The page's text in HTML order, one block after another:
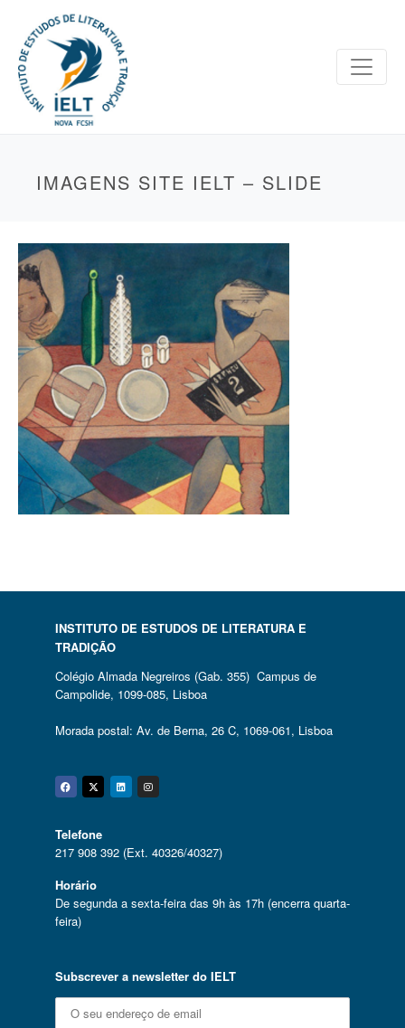
IMAGENS SITE IELT – SLIDE
INSTITUTO DE ESTUDOS DE LITERATURA E
TRADIÇÃO
Colégio Almada Negreiros (Gab. 355) Campus de
Campolide, 1099-085, Lisboa
Morada postal: Av. de Berna, 26 C, 1069-061, Lisboa
Facebook
Twitter
Linkedin
Instagram
Telefone
217 908 392 (Ext. 40326/40327)
Horário
De segunda a sexta-feira das 9h às 17h (encerra quarta-
feira)
Subscrever a newsletter do IELT